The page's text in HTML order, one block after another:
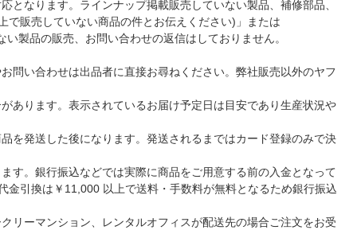
なります。ラインナップ掲載販売していない製品、補修部品、
販売していない商品の件とお伝えください)」または
製品の販売、お問い合わせの返信はしておりません。
問い合わせは出品者に直接お尋ねください。弊社販売以外のヤフ
あります。表示されているお届け予定日は目安であり生産状況や
を発送した後になります。発送されるまではカード登録のみで決
す。銀行振込などでは実際に商品をご用意する前の入金となって
引換は￥11,000 以上で送料・手数料が無料となるため銀行振込
リーマンション、レンタルオフィスが配送先の場合ご注文をお受